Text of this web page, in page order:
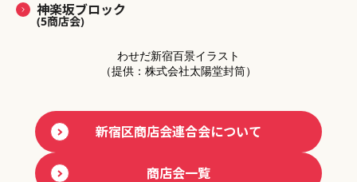
神楽坂ブロック
(5商店会)
わせだ新宿百景イラスト
（提供：株式会社太陽堂封筒）
新宿区商店会連合会について
商店会一覧